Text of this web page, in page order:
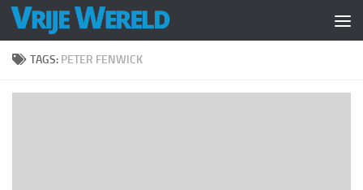
Doorgaan naar inhoud
TAGS: PETER FENWICK